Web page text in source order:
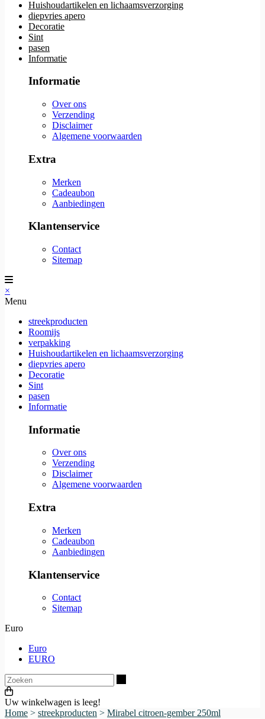
Huishoudartikelen en lichaamsverzorging
diepvries apero
Decoratie
Sint
pasen
Informatie
Informatie
Over ons
Verzending
Disclaimer
Algemene voorwaarden
Extra
Merken
Cadeaubon
Aanbiedingen
Klantenservice
Contact
Sitemap
×
Menu
streekproducten
Roomijs
verpakking
Huishoudartikelen en lichaamsverzorging
diepvries apero
Decoratie
Sint
pasen
Informatie
Informatie
Over ons
Verzending
Disclaimer
Algemene voorwaarden
Extra
Merken
Cadeaubon
Aanbiedingen
Klantenservice
Contact
Sitemap
Euro
Euro
EURO
Uw winkelwagen is leeg!
Home > streekproducten > Mirabel citroen-gember 250ml